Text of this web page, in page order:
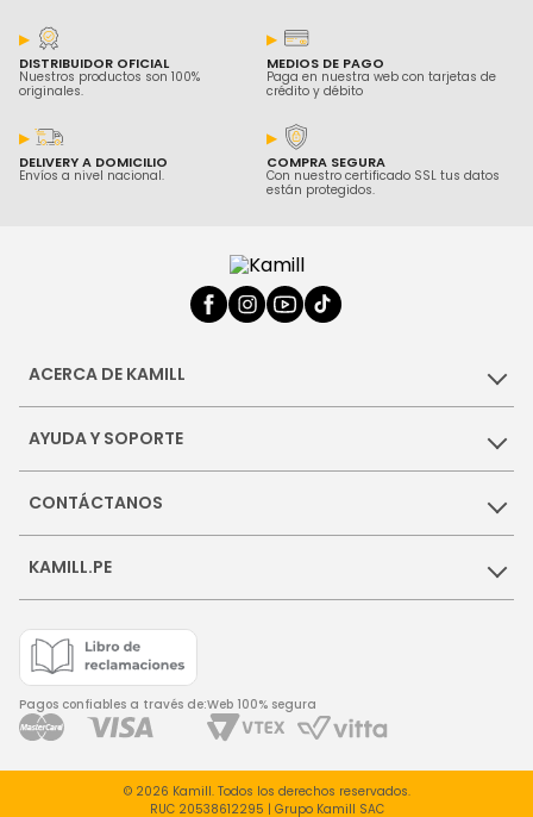
DISTRIBUIDOR OFICIAL
Nuestros productos son 100%
originales.
MEDIOS DE PAGO
Paga en nuestra web con tarjetas de
crédito y débito
DELIVERY A DOMICILIO
Envíos a nivel nacional.
COMPRA SEGURA
Con nuestro certificado SSL tus datos
están protegidos.
ACERCA DE KAMILL
AYUDA Y SOPORTE
CONTÁCTANOS
KAMILL.PE
Pagos confiables a través de:Web 100% segura
© 2026 Kamill. Todos los derechos reservados.
RUC 20538612295 | Grupo Kamill SAC